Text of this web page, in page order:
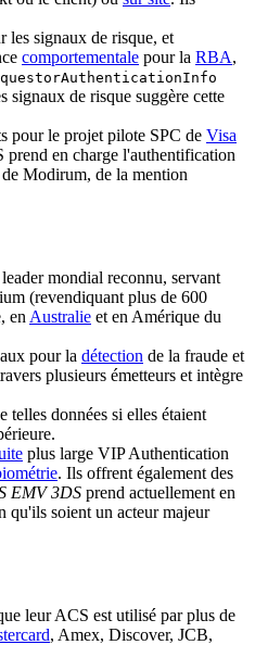
les signaux de risque, et
comportementale pour la RBA,
signaux de risque suggère cette
pour le projet pilote SPC de Visa
en charge l'authentification
Modirum, de la mention
mondial reconnu, servant
(revendiquant plus de 600
en Australie et en Amérique du
pour la détection de la fraude et
plusieurs émetteurs et intègre
telles données si elles étaient
plus large VIP Authentication
. Ils offrent également des
EMV 3DS prend actuellement en
qu'ils soient un acteur majeur
leur ACS est utilisé par plus de
, Amex, Discover, JCB,